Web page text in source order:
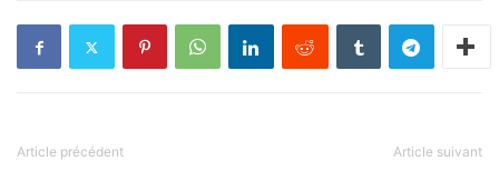
Article précédent Article suivant